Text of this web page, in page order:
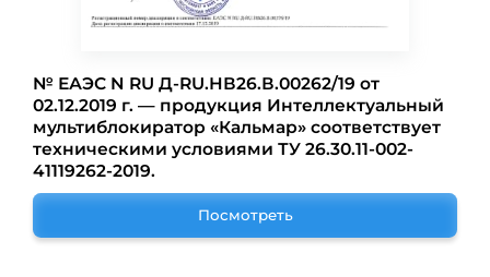
№ ЕАЭС N RU Д-RU.НВ26.В.00262/19 от
02.12.2019 г. — продукция Интеллектуальный
мультиблокиратор «Кальмар» соответствует
техническими условиями ТУ 26.30.11-002-
41119262-2019.
Посмотреть